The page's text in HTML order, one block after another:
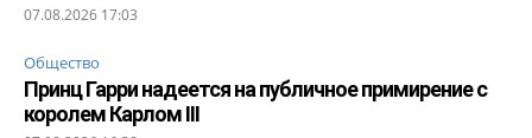
07.08.2026 17:03
Общество
Принц Гарри надеется на публичное примирение с
королем Карлом III